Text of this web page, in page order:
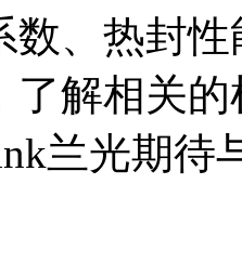
数、热封
了解相关
兰光期待